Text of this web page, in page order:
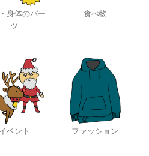
身体のパー
ツ
食べ物
イベント ファッション